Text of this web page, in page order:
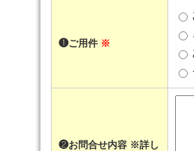
❶ご用件 ※
❷お問合せ内容 ※詳し